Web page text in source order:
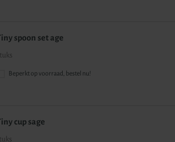
spoon set age
Beperkt op voorraad, bestel nu!
cup sage